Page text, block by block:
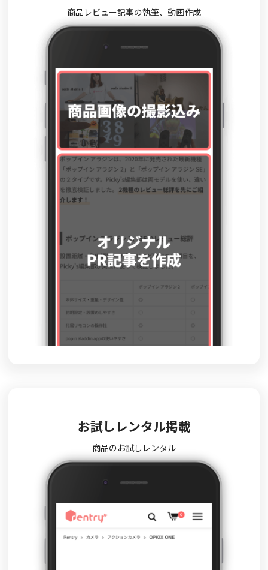
商品レビュー記事の執筆、動画作成
お試しレンタル掲載
商品のお試しレンタル